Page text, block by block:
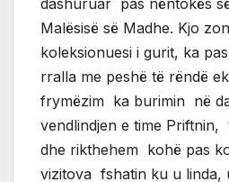
Malësisë së Madhe. Kjo
koleksionuesi i gurit, ka
rralla me peshë të rëndë
frymëzim ka burimin në
vendlindjen e time Priftnin,
dhe rikthehem kohë pas
vizitova fshatin ku u linda,